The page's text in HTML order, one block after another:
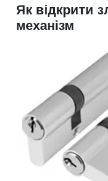
Як відкрити
механізм